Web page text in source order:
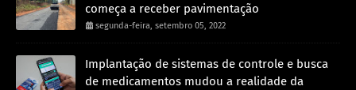
começa a receber pavimentação
segunda-feira, setembro 05, 2022
Implantação de sistemas de controle e busca
de medicamentos mudou a realidade da